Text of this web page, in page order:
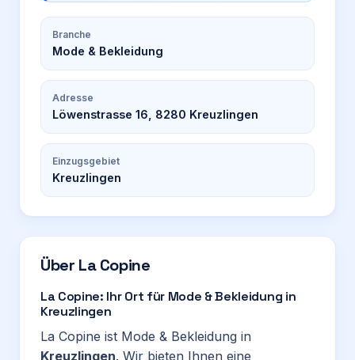
Branche
Mode & Bekleidung
Adresse
Löwenstrasse 16, 8280 Kreuzlingen
Einzugsgebiet
Kreuzlingen
Über La Copine
La Copine: Ihr Ort für Mode & Bekleidung in
Kreuzlingen
La Copine ist Mode & Bekleidung in
Kreuzlingen. Wir bieten Ihnen eine